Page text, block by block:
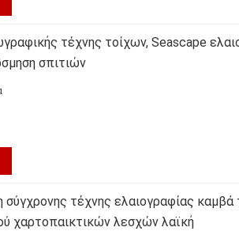
τέχνης τοίχων, Seascape
σπιτιών
σύγχρονης τέχνης ελαιογραφίας
χαρτοπαικτικών λεσχών λαϊκή